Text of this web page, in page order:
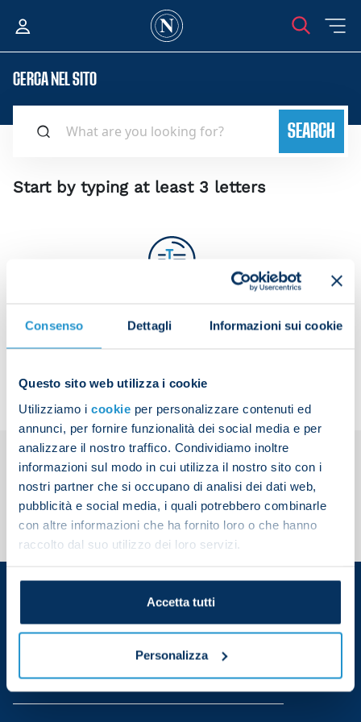
Consenso Dettagli Informazioni sui cookie
Questo sito web utilizza i cookie
Utilizziamo i cookie per personalizzare contenuti ed
annunci, per fornire funzionalità dei social media e per
analizzare il nostro traffico. Condividiamo inoltre
informazioni sul modo in cui utilizza il nostro sito con i
nostri partner che si occupano di analisi dei dati web,
pubblicità e social media, i quali potrebbero combinarle
con altre informazioni che ha fornito loro o che hanno
raccolto dal suo utilizzo dei loro servizi.
Accetta tutti
Personalizza
CERCA NEL SITO
SEARCH
Start by typing at least 3 letters
Write at least 3 letters and click on